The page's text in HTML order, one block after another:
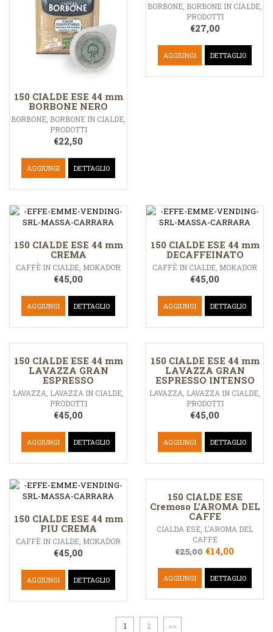
150 CIALDE ESE 44 mm
BORBONE NERO
BORBONE BORBONE IN CIALDE
PRODOTTI
€22,50
AGGIUNGI DETTAGLIO
BORBONE BORBONE IN CIALDE
PRODOTTI
€27,00
AGGIUNGI DETTAGLIO
150 CIALDE ESE 44 mm
CREMA
CAFFÈ IN CIALDE MOKADOR
€45,00
AGGIUNGI DETTAGLIO
150 CIALDE ESE 44 mm
DECAFFEINATO
CAFFÈ IN CIALDE MOKADOR
€45,00
AGGIUNGI DETTAGLIO
150 CIALDE ESE 44 mm
LAVAZZA GRAN
ESPRESSO
LAVAZZA LAVAZZA IN CIALDE
PRODOTTI
€45,00
AGGIUNGI DETTAGLIO
150 CIALDE ESE 44 mm
LAVAZZA GRAN
ESPRESSO INTENSO
LAVAZZA LAVAZZA IN CIALDE
PRODOTTI
€45,00
AGGIUNGI DETTAGLIO
150 CIALDE ESE 44 mm
PIU CREMA
CAFFÈ IN CIALDE MOKADOR
€45,00
AGGIUNGI DETTAGLIO
150 CIALDE ESE
Cremoso L’AROMA DEL
CAFFE
CIALDA ESE L'AROMA DEL
CAFFE
€25,00 €14,00
AGGIUNGI DETTAGLIO
1 2 >>